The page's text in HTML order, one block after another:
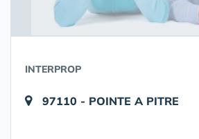
INTERPROP
97110 - POINTE A PITRE